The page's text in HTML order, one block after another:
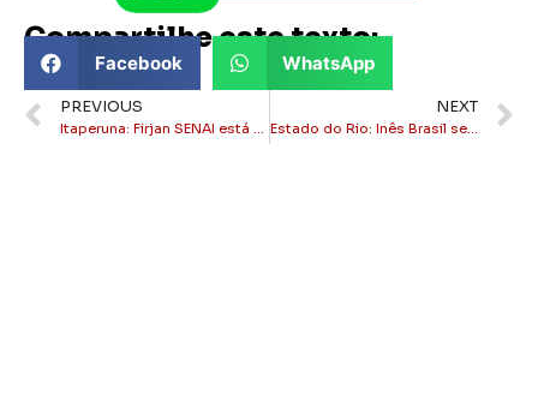
Compartilhe este texto:
Facebook WhatsApp
PREVIOUS
Itaperuna: Firjan SENAI está com inscrições abertas para cursos técnicos gratuitos
NEXT
Estado do Rio: Inês Brasil se filia ao PSB e lança pré-candidatura a deputada estadual